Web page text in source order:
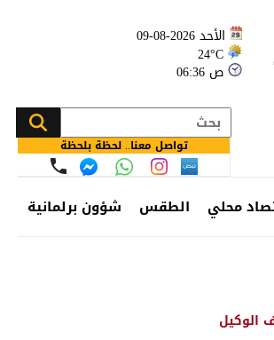
الأحد 2026-08-09
24°C
06:36 ص
تواصل معنا.. لحظة بلحظة
محلي الطقس شؤون برلمانية
الوكيل